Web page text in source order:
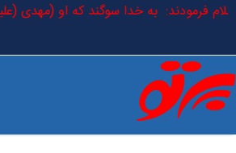
رفتن به محتوای اصلی
السلام فرمودند: به خدا سوگند که او